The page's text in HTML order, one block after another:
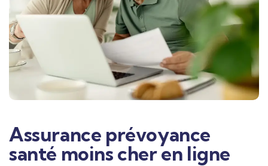
Assurance prévoyance
santé moins cher en ligne